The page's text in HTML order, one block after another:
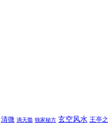
清微 滴天髓 独家秘方 玄空风水 王亭之